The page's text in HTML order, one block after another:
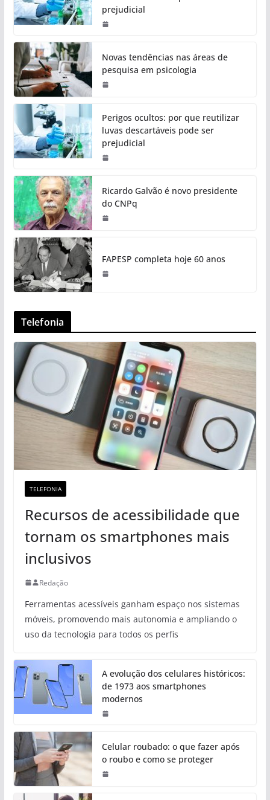
prejudicial
Novas tendências nas áreas de
pesquisa em psicologia
Perigos ocultos: por que reutilizar
luvas descartáveis pode ser
prejudicial
Ricardo Galvão é novo presidente
do CNPq
FAPESP completa hoje 60 anos
Telefonia
TELEFONIA
Recursos de acessibilidade que
tornam os smartphones mais
inclusivos
Redação
Ferramentas acessíveis ganham espaço nos sistemas
móveis, promovendo mais autonomia e ampliando o
uso da tecnologia para todos os perfis
A evolução dos celulares históricos:
de 1973 aos smartphones
modernos
Celular roubado: o que fazer após
o roubo e como se proteger